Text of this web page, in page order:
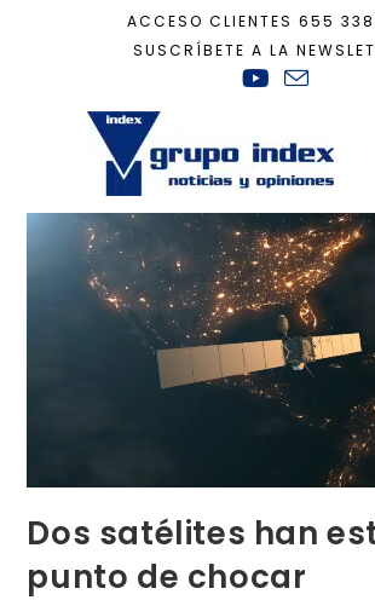
ACCESO CLIENTES 655
SUSCRÍBETE A LA
Tecnología
Dos satélites han
punto de chocar